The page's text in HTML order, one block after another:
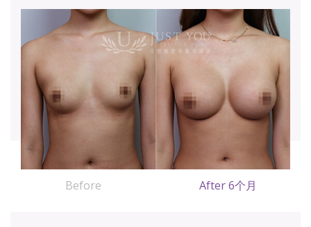
Before After 6个月